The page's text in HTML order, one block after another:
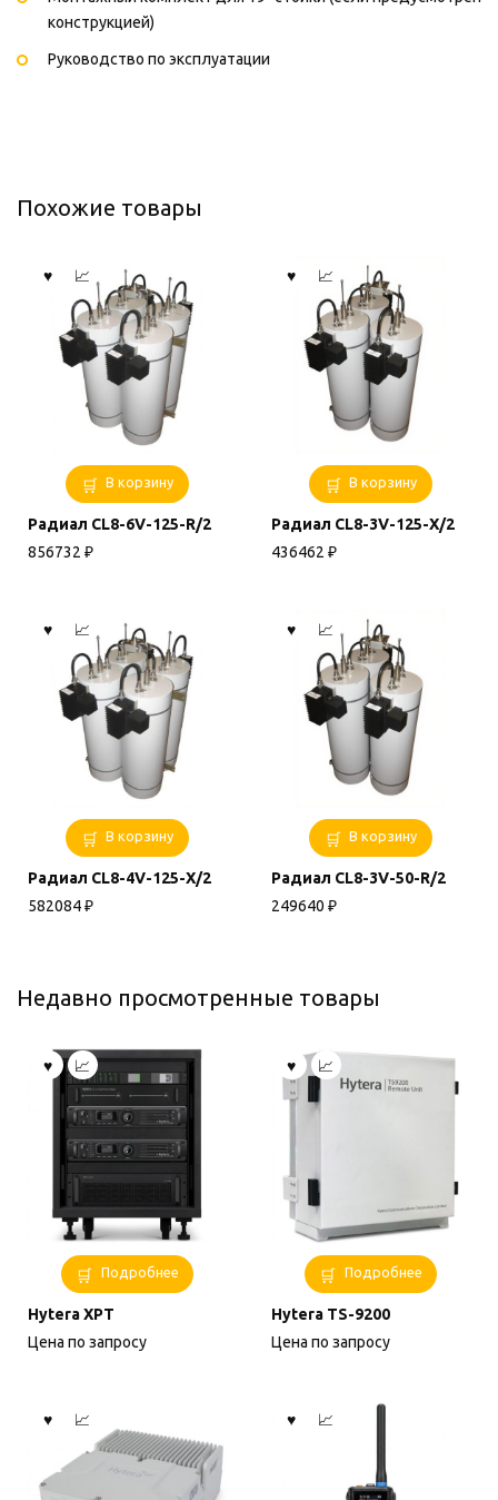
конструкцией)
Руководство по эксплуатации
Похожие товары
В корзину
Радиал CL8-6V-125-R/2
856732 ₽
В корзину
Радиал CL8-3V-125-X/2
436462 ₽
В корзину
Радиал CL8-4V-125-X/2
582084₽
В корзину
Радиал CL8-3V-50-R/2
249640 ₽
Недавно просмотренные товары
Подробнее
Hytera XPT
Цена по запросу
Подробнее
Hytera TS-9200
Цена по запросу